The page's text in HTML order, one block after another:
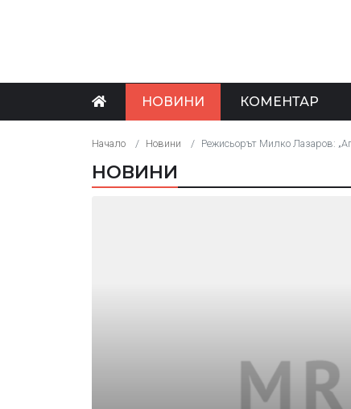
НОВИНИ КОМЕНТАР
Начало Новини Режисьорът Милко Лазаров:
НОВИНИ